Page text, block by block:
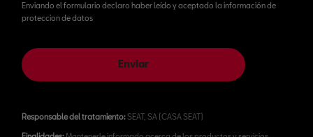
Enviando el formulario declaro haber leído y aceptado la información de
proteccion de datos
Enviar
Responsable del tratamiento:SEAT, SA (CASA SEAT)